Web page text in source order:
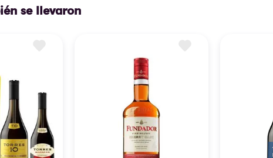
se llevaron